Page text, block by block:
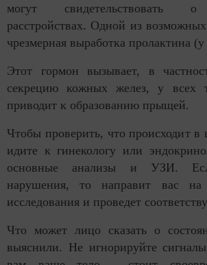
могут свидетельствовать о
расстройствах. Одной из
чрезмерная выработка пролактина
Этот гормон вызывает, в
секрецию кожных желез, у всех
приводит к образованию прыщей.
Чтобы проверить, что происходит в
идите к гинекологу или
основные анализы и УЗИ.
нарушения, то направит вас на
исследования и проведет
Что может лицо сказать о
выяснили. Не игнорируйте